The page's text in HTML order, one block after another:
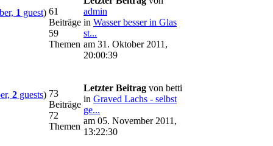
1 guest) 61
Beiträge
59
Themen
admin
inWasser besser in Glas
st...
am 31. Oktober 2011,
20:00:39
2 guests) 73
Beiträge
72
Themen
Letzter Beitrag von betti
inGraved Lachs - selbst
ge...
am 05. November 2011,
13:22:30